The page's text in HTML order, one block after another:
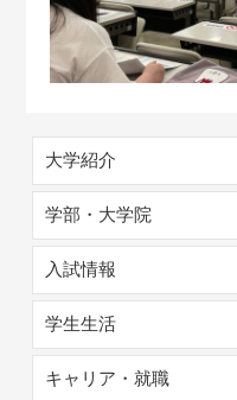
大学紹介
学部・大学院
入試情報
学生生活
キャリア・就職